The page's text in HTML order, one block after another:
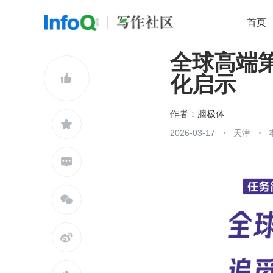
首页
开源 架构
前端 团队管理





全球高端
化启示
作者： 脑极体
2026-03-17 天津